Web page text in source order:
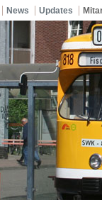
News Updates